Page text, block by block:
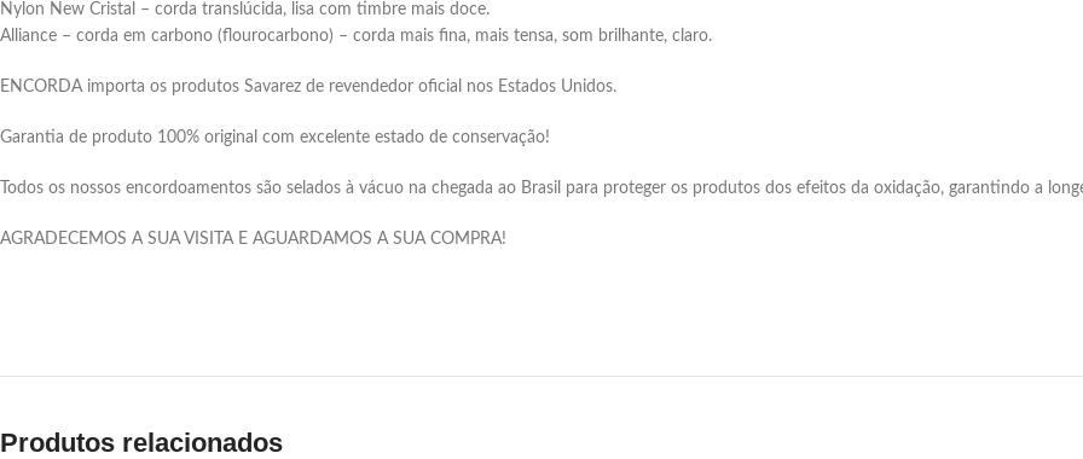
Nylon New Cristal – corda translúcida, lisa com timbre mais doce.
Alliance – corda em carbono (flourocarbono) – corda mais fina, mais tensa, som brilhante, claro.
ENCORDA importa os produtos Savarez de revendedor oficial nos Estados Unidos.
Garantia de produto 100% original com excelente estado de conservação!
Todos os nossos encordoamentos são selados à vácuo na chegada ao Brasil para proteger os produtos dos efeitos da oxidação, garantindo a
AGRADECEMOS A SUA VISITA E AGUARDAMOS A SUA COMPRA!
Produtos relacionados